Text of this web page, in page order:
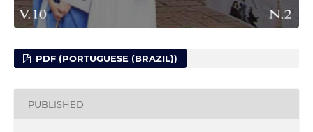
PDF (PORTUGUESE (BRAZIL))
PUBLISHED